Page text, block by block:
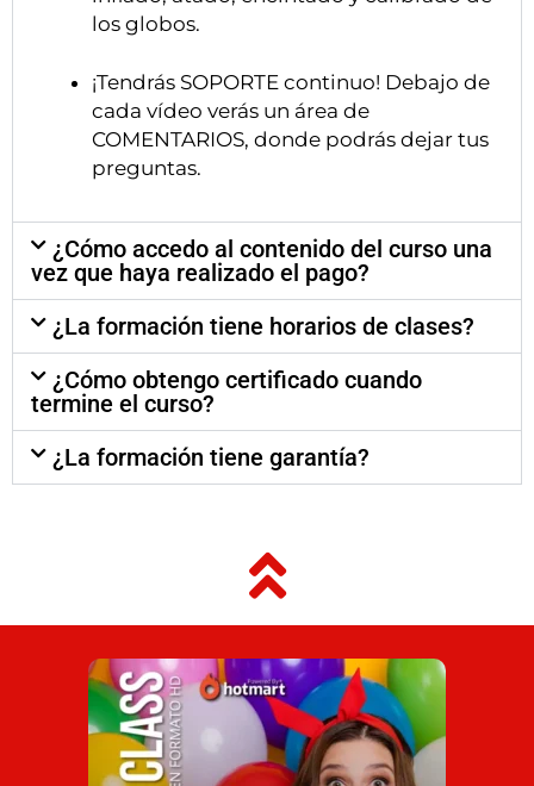
los globos.
¡Tendrás SOPORTE continuo! Debajo de
cada vídeo verás un área de
COMENTARIOS, donde podrás dejar tus
preguntas.
¿Cómo accedo al contenido del curso una
vez que haya realizado el pago?
¿La formación tiene horarios de clases?
¿Cómo obtengo certificado cuando
termine el curso?
¿La formación tiene garantía?